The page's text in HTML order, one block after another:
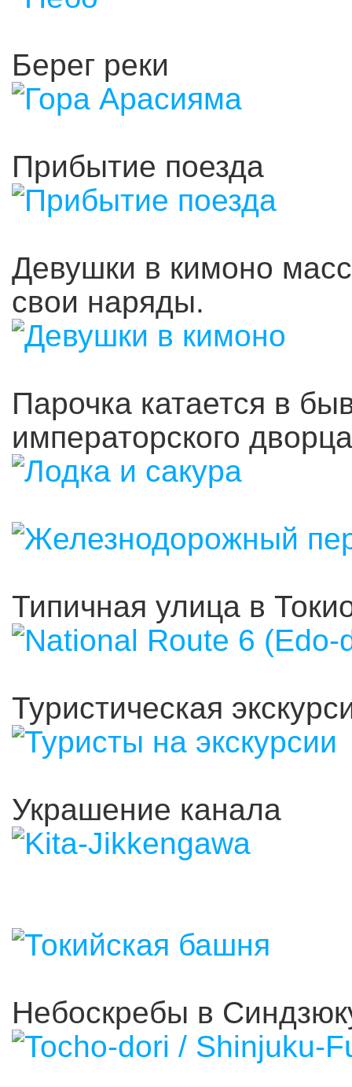
Берег реки
Прибытие поезда
Девушки в кимоно
свои наряды.
Парочка катается в
императорского
Типичная улица в
Туристическая
Украшение канала
Небоскребы в